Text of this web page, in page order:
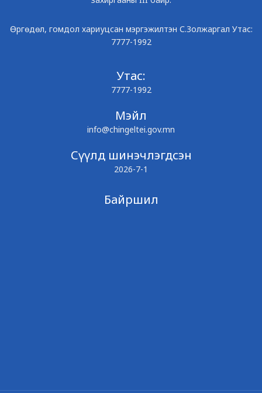
Өргөдөл, гомдол хариуцсан мэргэжилтэн С.Золжаргал Утас:
7777-1992
Утас:
7777-1992
Мэйл
info@chingeltei.gov.mn
Сүүлд шинэчлэгдсэн
2026-7-1
Байршил